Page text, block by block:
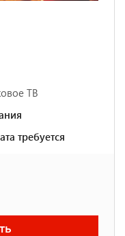
ТВ
требуется